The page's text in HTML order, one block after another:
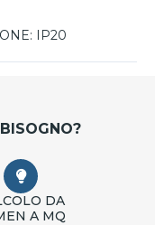
IP20
DA
A MQ